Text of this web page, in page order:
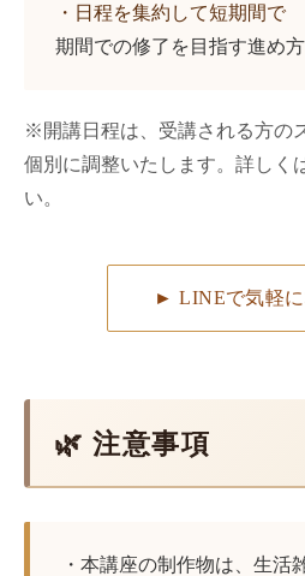
・日程を集約して短期間で
期間での修了を目指す進め方
※開講日程は、受講される方の
個別に調整いたします。詳しく
い。
► LINEで気軽に
🌿 注意事項
・本講座の制作物は、生活